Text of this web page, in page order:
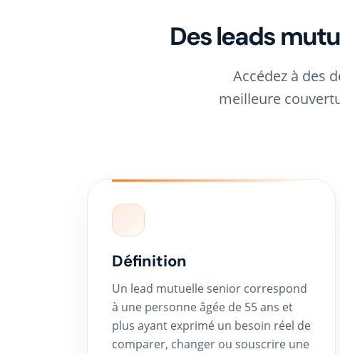
Des leads
Accédez à des
meilleure
Définition
Un lead mutuelle senior correspond
à une personne âgée de 55 ans et
plus ayant exprimé un besoin réel de
comparer, changer ou souscrire une